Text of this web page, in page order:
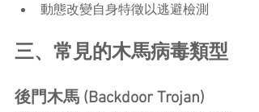
動態改變自身特徵以逃避檢測
三、常見的木馬病毒類型
後門木馬 (Backdoor Trojan)